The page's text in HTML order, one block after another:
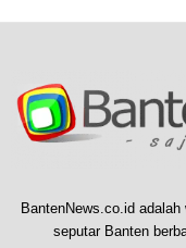
BantenNews.co.id
seputar Banten